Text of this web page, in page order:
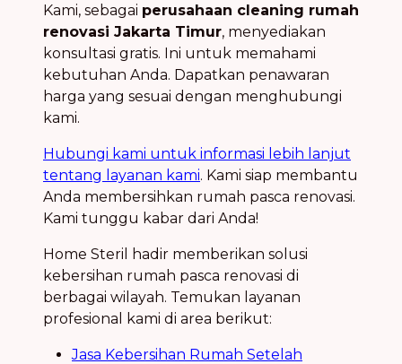
Kami, sebagai perusahaan cleaning rumah
renovasi Jakarta Timur, menyediakan
konsultasi gratis. Ini untuk memahami
kebutuhan Anda. Dapatkan penawaran
harga yang sesuai dengan menghubungi
kami.
Hubungi kami untuk informasi lebih lanjut
tentang layanan kami. Kami siap membantu
Anda membersihkan rumah pasca renovasi.
Kami tunggu kabar dari Anda!
Home Steril hadir memberikan solusi
kebersihan rumah pasca renovasi di
berbagai wilayah. Temukan layanan
profesional kami di area berikut:
Jasa Kebersihan Rumah Setelah